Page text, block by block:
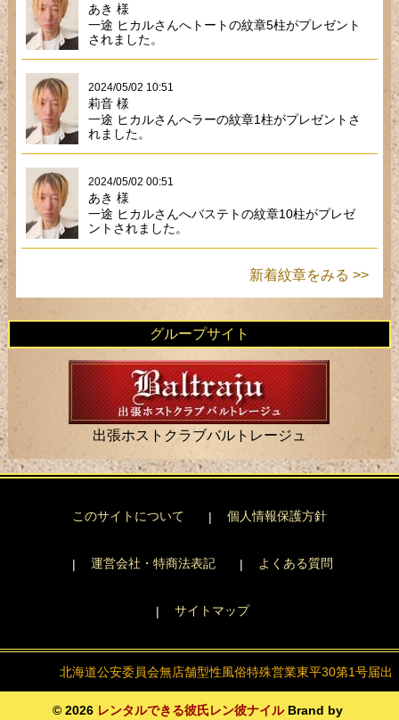
あき 様
一途 ヒカルさんへトートの紋章5柱がプレゼント
されました。
2024/05/02 10:51
莉音 様
一途 ヒカルさんへラーの紋章1柱がプレゼントさ
れました。
2024/05/02 00:51
あき 様
一途 ヒカルさんへバステトの紋章10柱がプレゼ
ントされました。
新着紋章をみる >>
グループサイト
出張ホストクラブバルトレージュ
このサイトについて 個人情報保護方針
運営会社・特商法表記 よくある質問
サイトマップ
北海道公安委員会無店舗型性風俗特殊営業東平30第1号届出
© 2026 レンタルできる彼氏レン彼ナイル Brand by